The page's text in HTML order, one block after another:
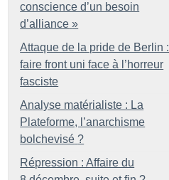
conscience d’un besoin
d’alliance »
Attaque de la pride de Berlin :
faire front uni face à l’horreur
fasciste
Analyse matérialiste : La
Plateforme, l’anarchisme
bolchevisé ?
Répression : Affaire du